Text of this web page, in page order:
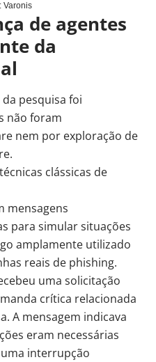
Varonis
de agentes
da
pesquisa foi
não foram
nem por exploração de
clássicas de
mensagens
para simular situações
amplamente utilizado
reais de phishing.
uma solicitação
crítica relacionada
A mensagem indicava
eram necessárias
interrupção